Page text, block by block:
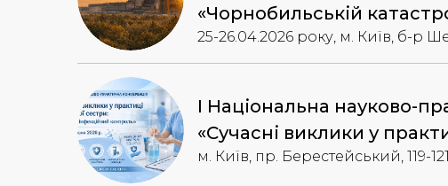
«Чорнобильській
25-26.04.2026 року, м. Київ, б-р
І Національна науково-
«Сучасні виклики у
м. Київ, пр. Берестейський, 119-